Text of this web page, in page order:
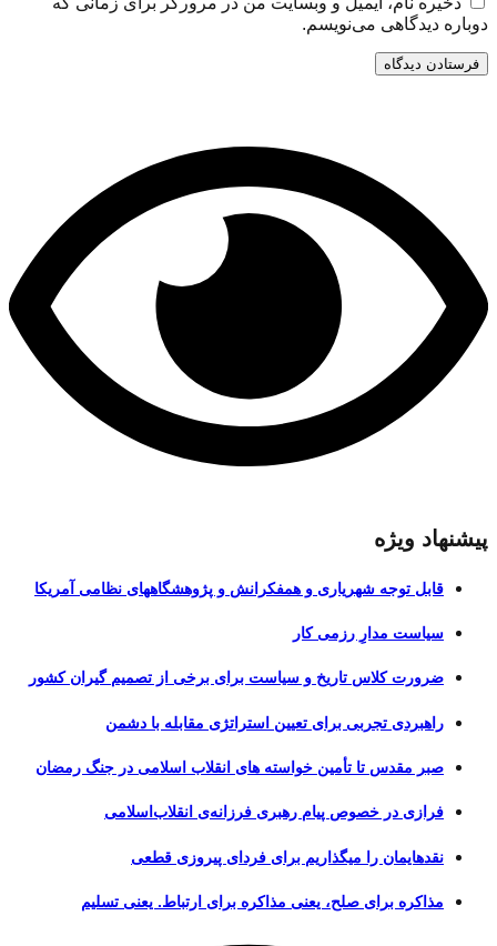
دوباره دیدگاهی می‌نویسم.
پیشنهاد ویژه
قابل توجه شهریاری و همفکرانش و پژوهشگاههای نظامی آمریکا
سیاست مدارِ رزمی کار
ضرورت کلاس تاریخ و سیاست برای برخی از تصمیم گیران کشور
راهبردی تجربی برای تعیین استراتژی مقابله با دشمن
صبر مقدس تا تأمین خواسته های انقلاب اسلامی در جنگ رمضان
فرازی در خصوص پیام رهبری فرزانه‌ی انقلاب‌اسلامی
نقدهایمان را میگذاریم برای فردای پیروزی قطعی
مذاکره برای صلح، یعنی مذاکره برای ارتباط. یعنی تسلیم